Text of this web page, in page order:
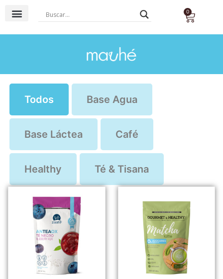
0
Todos Base Agua
Base Láctea Café
Healthy Té & Tisana